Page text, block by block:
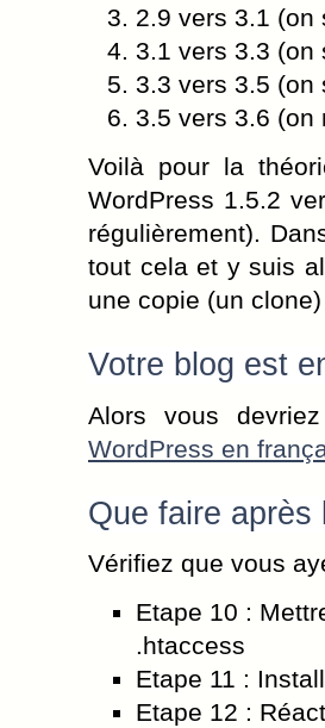
2.9 vers 3.1 (on
3.1 vers 3.3 (on
3.3 vers 3.5 (on
3.5 vers 3.6 (on
Voilà pour la
WordPress 1.5.2
régulièrement).
tout cela et y suis
une copie (un
Votre blog est
Alors vous
WordPress en
Que faire après
Vérifiez que vous
Etape 10 :
.htaccess
Etape 11 :
Etape 12 :